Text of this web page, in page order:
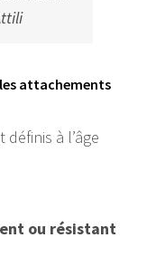
attachements
à l’âge
ou résistant